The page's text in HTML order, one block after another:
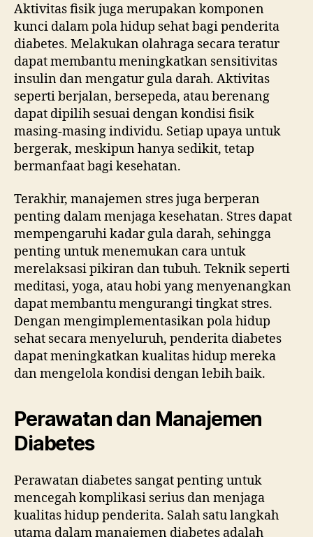
Aktivitas fisik juga merupakan komponen
kunci dalam pola hidup sehat bagi penderita
diabetes. Melakukan olahraga secara teratur
dapat membantu meningkatkan sensitivitas
insulin dan mengatur gula darah. Aktivitas
seperti berjalan, bersepeda, atau berenang
dapat dipilih sesuai dengan kondisi fisik
masing-masing individu. Setiap upaya untuk
bergerak, meskipun hanya sedikit, tetap
bermanfaat bagi kesehatan.
Terakhir, manajemen stres juga berperan
penting dalam menjaga kesehatan. Stres dapat
mempengaruhi kadar gula darah, sehingga
penting untuk menemukan cara untuk
merelaksasi pikiran dan tubuh. Teknik seperti
meditasi, yoga, atau hobi yang menyenangkan
dapat membantu mengurangi tingkat stres.
Dengan mengimplementasikan pola hidup
sehat secara menyeluruh, penderita diabetes
dapat meningkatkan kualitas hidup mereka
dan mengelola kondisi dengan lebih baik.
Perawatan dan Manajemen
Diabetes
Perawatan diabetes sangat penting untuk
mencegah komplikasi serius dan menjaga
kualitas hidup penderita. Salah satu langkah
utama dalam manajemen diabetes adalah